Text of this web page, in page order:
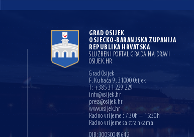
GRAD OSIJEK
OSJEČKO-BARANJSKA ŽUPANIJA
REPUBLIKA HRVATSKA
SLUŽBENI PORTAL GRADA NA DRAVI
OSIJEK.HR
Grad Osijek
F. Kuhača 9, 31000 Osijek
T: +385 31 229 229
info@osijek.hr
press@osijek.hr
www.osijek.hr
Radno vrijeme : 7:30h – 15:30h
Radno vrijeme sa strankama
OIB: 30050049642